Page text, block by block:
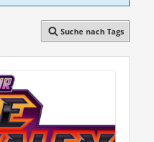
Suche nach Tags